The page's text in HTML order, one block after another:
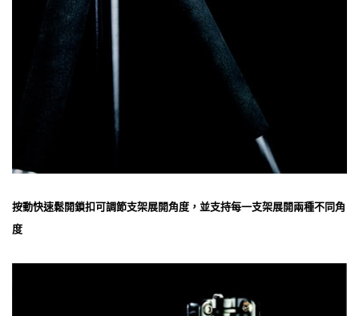
按動快速鬆開鎖扣可調節支架展開角度，並支持每一支架展開兩種不同角
度